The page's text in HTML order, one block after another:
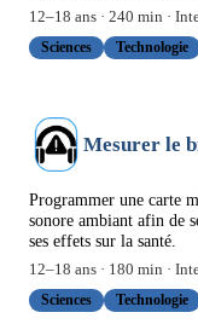
12–18 ans · 240 min ·
Sciences
Technologie
Mesurer le
Programmer une carte
sonore ambiant afin de
ses effets sur la santé.
12–18 ans · 180 min ·
Sciences
Technologie